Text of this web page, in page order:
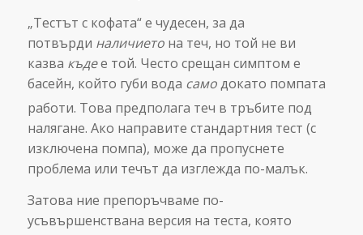
„Тестът с кофата“ е чудесен, за да
потвърди наличиетона теч, но той не ви
казва къдее той. Често срещан симптом е
басейн, който губи вода самодокато помпата
работи. Това предполага теч в тръбите под
налягане. Ако направите стандартния тест (с
изключена помпа), може да пропуснете
проблема или течът да изглежда по-малък.
Затова ние препоръчваме по-
усъвършенствана версия на теста, която